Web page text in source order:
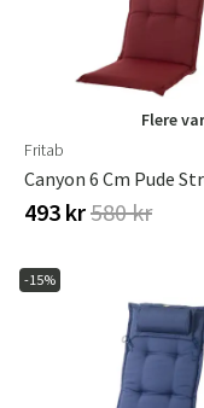
Flere
Fritab
493 kr580 kr
-15%